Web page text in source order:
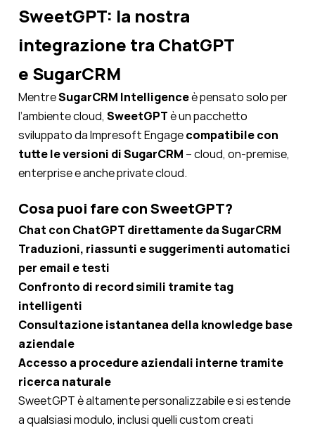
SweetGPT: la nostra
integrazione tra ChatGPT
e SugarCRM
MentreSugarCRM Intelligenceè pensato solo per
l’ambiente cloud, SweetGPTè un pacchetto
sviluppato da Impresoft Engagecompatibile con
tutte le versioni di SugarCRM – cloud, on-premise,
enterprise e anche private cloud.
Cosa puoi fare con SweetGPT?
Chat con ChatGPT direttamente da SugarCRM
Traduzioni, riassunti e suggerimenti automatici
per email e testi
Confronto di record simili tramite tag
intelligenti
Consultazione istantanea della knowledge base
aziendale
Accesso a procedure aziendali interne tramite
ricerca naturale
SweetGPT è altamente personalizzabile e si estende
a qualsiasi modulo, inclusi quelli custom creati